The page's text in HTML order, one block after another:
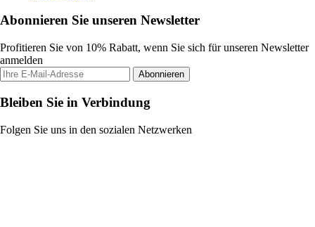
Abonnieren Sie unseren Newsletter
Profitieren Sie von 10% Rabatt, wenn Sie sich für unseren Newsletter
anmelden
Abonnieren
Bleiben Sie in Verbindung
Folgen Sie uns in den sozialen Netzwerken